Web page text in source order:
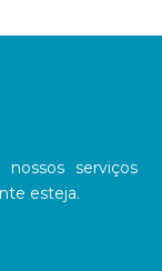
serviços
esteja.